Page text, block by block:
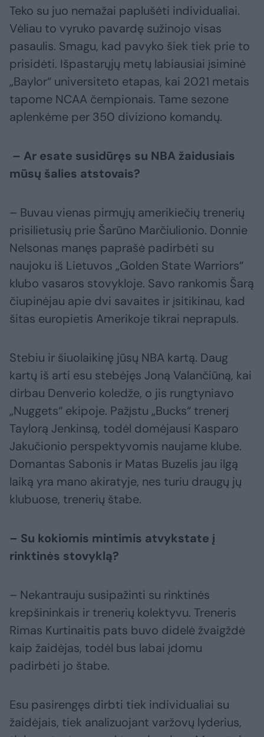
Teko su juo nemažai paplušėti individualiai.
Vėliau to vyruko pavardę sužinojo visas
pasaulis. Smagu, kad pavyko šiek tiek prie to
prisidėti. Išpastarųjų metų labiausiai įsiminė
„Baylor“ universiteto etapas, kai 2021 metais
tapome NCAA čempionais. Tame sezone
aplenkėme per 350 diviziono komandų.
– Ar esate susidūręs su NBA žaidusiais
mūsų šalies atstovais?
– Buvau vienas pirmųjų amerikiečių trenerių
prisilietusių prie Šarūno Marčiulionio. Donnie
Nelsonas manęs paprašė padirbėti su
naujoku iš Lietuvos „Golden State Warriors“
klubo vasaros stovykloje. Savo rankomis Šarą
čiupinėjau apie dvi savaites ir įsitikinau, kad
šitas europietis Amerikoje tikrai neprapuls.
Stebiu ir šiuolaikinę jūsų NBA kartą. Daug
kartų iš arti esu stebėjęs Joną Valančiūną, kai
dirbau Denverio koledže, o jis rungtyniavo
„Nuggets“ ekipoje. Pažįstu „Bucks“ trenerį
Taylorą Jenkinsą, todėl domėjausi Kasparo
Jakučionio perspektyvomis naujame klube.
Domantas Sabonis ir Matas Buzelis jau ilgą
laiką yra mano akiratyje, nes turiu draugų jų
klubuose, trenerių štabe.
– Su kokiomis mintimis atvykstate į
rinktinės stovyklą?
– Nekantrauju susipažinti su rinktinės
krepšininkais ir trenerių kolektyvu. Treneris
Rimas Kurtinaitis pats buvo didelė žvaigždė
kaip žaidėjas, todėl bus labai įdomu
padirbėti jo štabe.
Esu pasirengęs dirbti tiek individualiai su
žaidėjais, tiek analizuojant varžovų lyderius,